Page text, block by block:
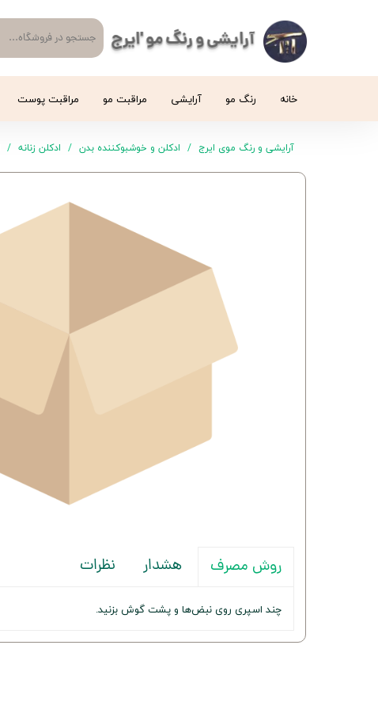
آرایشی و رنگ مو 'ایرج
خانه رنگ مو آرایشی مراقبت مو مراقبت پوست
آرایشی و رنگ موی ایرج ادکلن و خوشبوکننده بدن ادکلن زنانه
روش مصرف هشدار نظرات
چند اسپری روی نبض‌ها و پشت گوش بزنید.